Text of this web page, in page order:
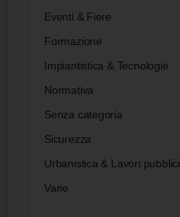
Eventi & Fiere
Formazione
Impiantistica & Tecnologie
Normativa
Senza categoria
Sicurezza
Urbanistica & Lavori pubblici
Varie